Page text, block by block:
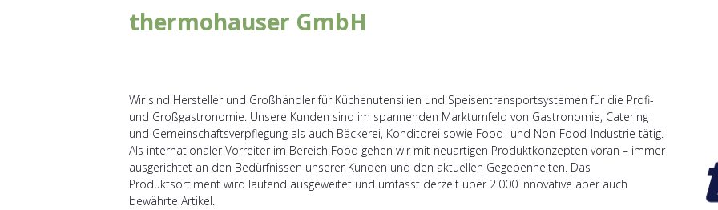
thermohauser GmbH
Wir sind Hersteller und Großhändler für Küchenutensilien und Speisentransportsystemen für die Profi-
und Großgastronomie. Unsere Kunden sind im spannenden Marktumfeld von Gastronomie, Catering
und Gemeinschaftsverpflegung als auch Bäckerei, Konditorei sowie Food- und Non-Food-Industrie tätig.
Als internationaler Vorreiter im Bereich Food gehen wir mit neuartigen Produktkonzepten voran – immer
ausgerichtet an den Bedürfnissen unserer Kunden und den aktuellen Gegebenheiten. Das
Produktsortiment wird laufend ausgeweitet und umfasst derzeit über 2.000 innovative aber auch
bewährte Artikel.